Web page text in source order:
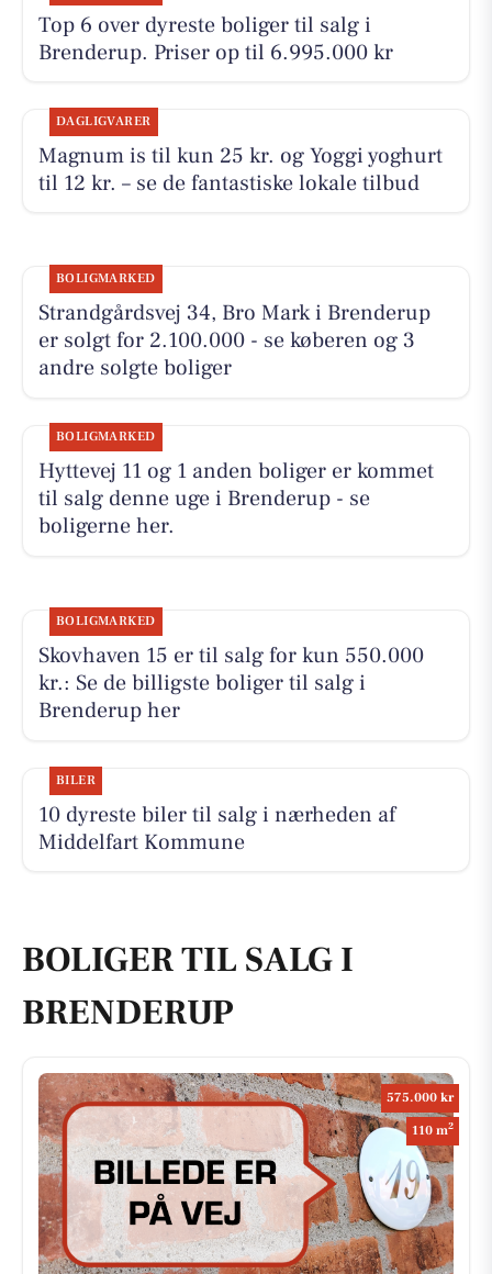
Top 6 over dyreste boliger til salg i
Brenderup. Priser op til 6.995.000 kr
DAGLIGVARER
Magnum is til kun 25 kr. og Yoggi yoghurt
til 12 kr. – se de fantastiske lokale tilbud
BOLIGMARKED
Strandgårdsvej 34, Bro Mark i Brenderup
er solgt for 2.100.000 - se køberen og 3
andre solgte boliger
BOLIGMARKED
Hyttevej 11 og 1 anden boliger er kommet
til salg denne uge i Brenderup - se
boligerne her.
BOLIGMARKED
Skovhaven 15 er til salg for kun 550.000
kr.: Se de billigste boliger til salg i
Brenderup her
BILER
10 dyreste biler til salg i nærheden af
Middelfart Kommune
BOLIGER TIL SALG I
BRENDERUP
575.000 kr
110 m2